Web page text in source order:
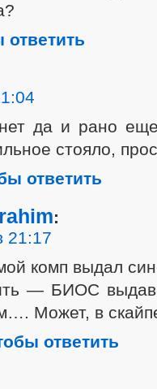
да и рано
стояло,
ответить
:
21:17
комп выдал
— БИОС
Может, в
ответить